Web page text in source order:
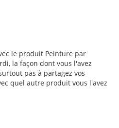
le produit Peinture par
la façon dont vous l'avez
pas à partagez vos
quel autre produit vous l'avez